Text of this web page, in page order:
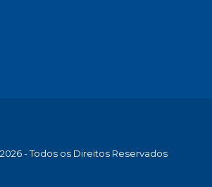
- Todos os Direitos Reservados